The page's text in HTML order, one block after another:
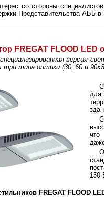
со стороны
Представительства АББ в
FREGAT FLOOD
версия
три типа оптики (30, 60 и
что
150
FREGAT FLOOD